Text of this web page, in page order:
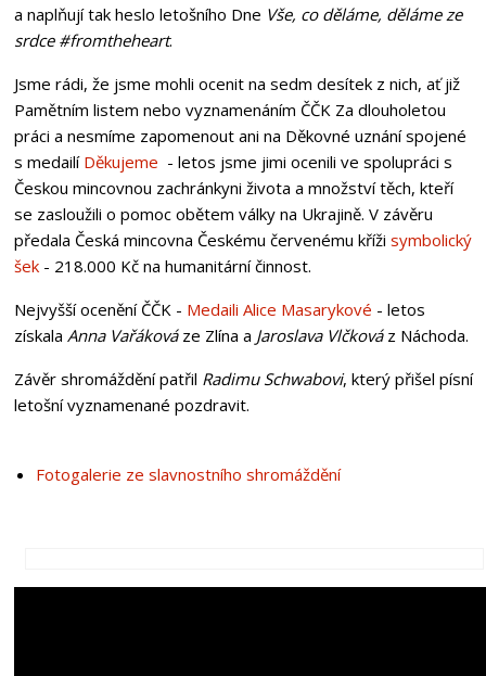
a naplňují tak heslo letošního Dne Vše, co děláme, děláme ze
srdce #fromtheheart.
Jsme rádi, že jsme mohli ocenit na sedm desítek z nich, ať již
Pamětním listem nebo vyznamenáním ČČK Za dlouholetou
práci a nesmíme zapomenout ani na Děkovné uznání spojené
s medailí Děkujeme - letos jsme jimi ocenili ve spolupráci s
Českou mincovnou zachránkyni života a množství těch, kteří
se zasloužili o pomoc obětem války na Ukrajině. V závěru
předala Česká mincovna Českému červenému kříži symbolický
šek- 218.000 Kč na humanitární činnost.
Nejvyšší ocenění ČČK - Medaili Alice Masarykové - letos
získala Anna Vařákováze Zlína a Jaroslava Vlčkováz Náchoda.
Závěr shromáždění patřil Radimu Schwabovi, který přišel písní
letošní vyznamenané pozdravit.
Fotogalerie ze slavnostního shromáždění